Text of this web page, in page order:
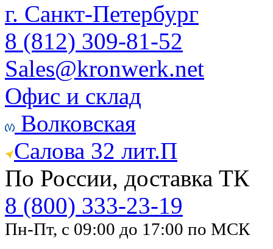
г. Санкт-Петербург
8 (812) 309-81-52
Sales@kronwerk.net
Офис и склад
Волковская
Салова 32 лит.П
По России, доставка ТК
8 (800) 333-23-19
Пн-Пт, с 09:00 до 17:00 по МСК